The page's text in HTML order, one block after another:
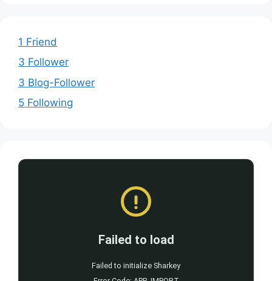
1 Friend
3 Follower
3 Blog-Follower
5 Following